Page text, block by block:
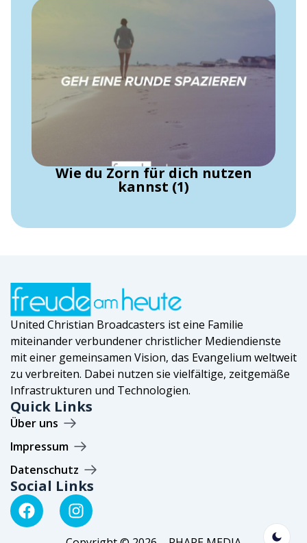
Wie du Zorn für dich nutzen
kannst (1)
United Christian Broadcasters ist eine Familie
miteinander verbundener christlicher Mediendienste
mit einer gemeinsamen Vision, das Evangelium weltweit
zu verbreiten. Dabei nutzen sie vielfältige, zeitgemäße
Infrastrukturen und Technologien.
Quick Links
Über uns
Impressum
Datenschutz
Social Links